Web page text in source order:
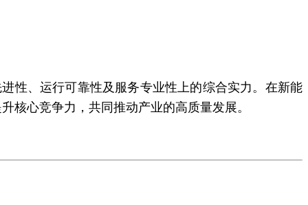
性、运行可靠性及服务专业性上的综合实力。在新能
核心竞争力，共同推动产业的高质量发展。